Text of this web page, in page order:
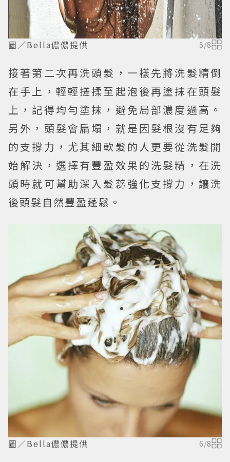
圖／Bella儂儂提供 5/8
接著第二次再洗頭髮，一樣先將洗髮精倒
在手上，輕輕搓揉至起泡後再塗抹在頭髮
上，記得均勻塗抹，避免局部濃度過高。
另外，頭髮會扁塌，就是因髮根沒有足夠
的支撐力，尤其細軟髮的人更要從洗髮開
始解決，選擇有豐盈效果的洗髮精，在洗
頭時就可幫助深入髮蕊強化支撐力，讓洗
後頭髮自然豐盈蓬鬆。
圖／Bella儂儂提供 6/8